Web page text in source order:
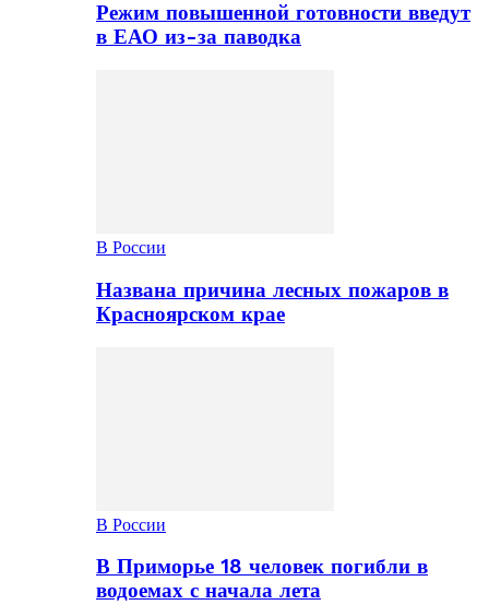
Режим повышенной готовности введут
в ЕАО из-за паводка
В России
Названа причина лесных пожаров в
Красноярском крае
В России
В Приморье 18 человек погибли в
водоемах с начала лета